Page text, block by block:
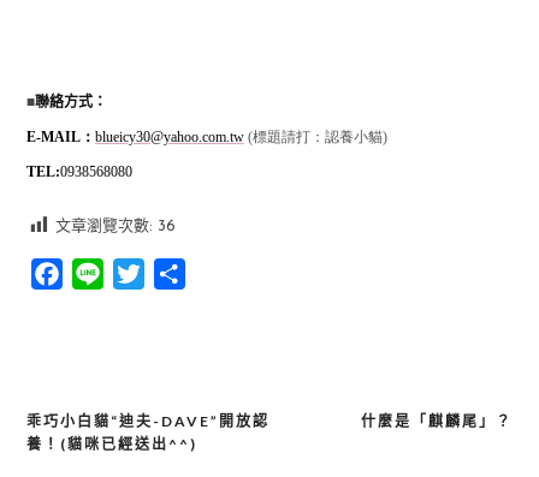
■聯絡方式：
E-MAIL： blueicy30@yahoo.com.tw(標題請打：認養小貓)
TEL:0938568080
文章瀏覽次數: 36
Facebook
Line Twitter
文
什麼是「麒麟尾」？
乖巧小白貓“迪夫-DAVE”開放認
養！(貓咪已經送出^^)